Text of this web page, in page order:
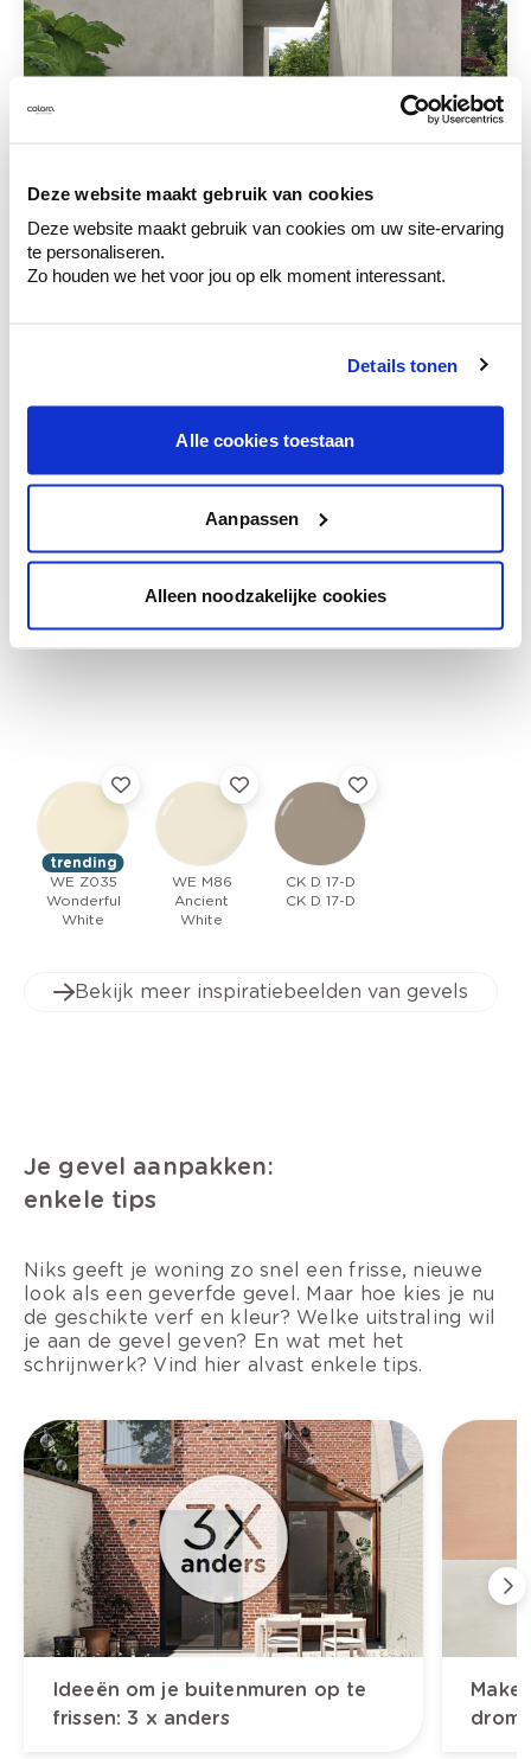
Deze website maakt gebruik van cookies
Deze website maakt gebruik van cookies om uw site-ervaring
te personaliseren.
Zo houden we het voor jou op elk moment interessant.
Details tonen
Alle cookies toestaan
Aanpassen
Alleen noodzakelijke cookies
Bekijk inspiratiebeeld
trending
WE Z035
Wonderful
White
WE M86
Ancient
White
CK D 17-D
CK D 17-D
Bekijk meer inspiratiebeelden van gevels
Je gevel aanpakken:
enkele tips
Niks geeft je woning zo snel een frisse, nieuwe
look als een geverfde gevel. Maar hoe kies je nu
de geschikte verf en kleur? Welke uitstraling wil
je aan de gevel geven? En wat met het
schrijnwerk? Vind hier alvast enkele tips.
Ideeën om je buitenmuren op te
frissen: 3 x anders